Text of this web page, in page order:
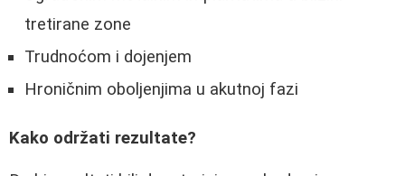
tretirane zone
Trudnoćom i dojenjem
Hroničnim oboljenjima u akutnoj fazi
Kako održati rezultate?